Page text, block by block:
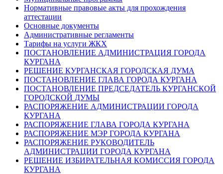
Нормативные правовые акты для прохождения
аттестации
Основные документы
Административные регламенты
Тарифы на услуги ЖКХ
ПОСТАНОВЛЕНИЕ АДМИНИСТРАЦИЯ ГОРОДА
КУРГАНА
РЕШЕНИЕ КУРГАНСКАЯ ГОРОДСКАЯ ДУМА
ПОСТАНОВЛЕНИЕ ГЛАВА ГОРОДА КУРГАНА
ПОСТАНОВЛЕНИЕ ПРЕДСЕДАТЕЛЬ КУРГАНСКОЙ
ГОРОДСКОЙ ДУМЫ
РАСПОРЯЖЕНИЕ АДМИНИСТРАЦИИ ГОРОДА
КУРГАНА
РАСПОРЯЖЕНИЕ ГЛАВА ГОРОДА КУРГАНА
РАСПОРЯЖЕНИЕ МЭР ГОРОДА КУРГАНА
РАСПОРЯЖЕНИЕ РУКОВОДИТЕЛЬ
АДМИНИСТРАЦИИ ГОРОДА КУРГАНА
РЕШЕНИЕ ИЗБИРАТЕЛЬНАЯ КОМИССИЯ ГОРОДА
КУРГАНА